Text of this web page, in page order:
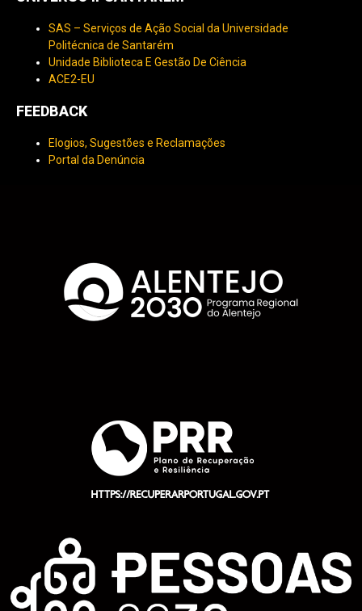
SAS – Serviços de Ação Social da Universidade
Politécnica de Santarém
Unidade Biblioteca E Gestão De Ciência
ACE2-EU
FEEDBACK
Elogios, Sugestões e Reclamações
Portal da Denúncia